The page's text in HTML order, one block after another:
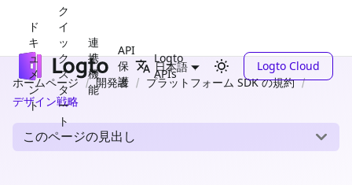
ド
キ
ュ
メ
ン
ト
ク
イ
ッ
ク
ス
タ
ー
ト
連
携
機
能
API
保
護
Logto
APIs
日本語
Logto Cloud
ホームページ
開発者
プラットフォーム SDK の規約
デザイン戦略
このページの見出し